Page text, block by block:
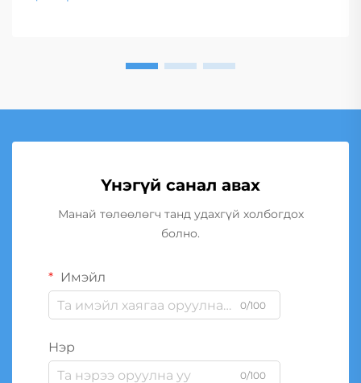
Үнэгүй санал авах
Манай төлөөлөгч танд удахгүй холбогдох
болно.
Имэйл
0/100
Нэр
0/100